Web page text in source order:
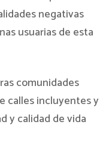
negativas
usuarias de esta
comunidades
calles incluyentes y
y calidad de vida